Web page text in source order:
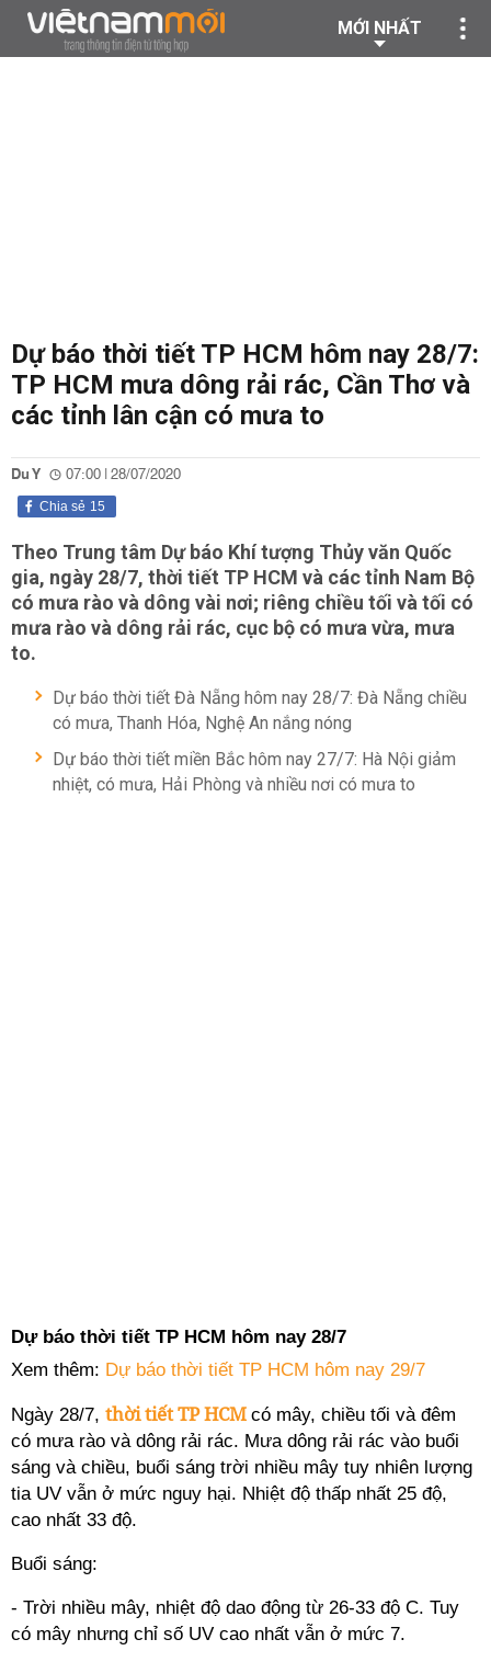
MỚI NHẤT
Dự báo thời tiết TP HCM hôm nay 28/7:
TP HCM mưa dông rải rác, Cần Thơ và
các tỉnh lân cận có mưa to
Du Y 07:00 | 28/07/2020
15
Chia sẻ
Theo Trung tâm Dự báo Khí tượng Thủy văn Quốc
gia, ngày 28/7, thời tiết TP HCM và các tỉnh Nam Bộ
có mưa rào và dông vài nơi; riêng chiều tối và tối có
mưa rào và dông rải rác, cục bộ có mưa vừa, mưa
to.
Dự báo thời tiết Đà Nẵng hôm nay 28/7: Đà Nẵng chiều
có mưa, Thanh Hóa, Nghệ An nắng nóng
Dự báo thời tiết miền Bắc hôm nay 27/7: Hà Nội giảm
nhiệt, có mưa, Hải Phòng và nhiều nơi có mưa to
Dự báo thời tiết TP HCM hôm nay 28/7
Xem thêm: Dự báo thời tiết TP HCM hôm nay 29/7
Ngày 28/7, thời tiết TP HCM có mây, chiều tối và đêm
có mưa rào và dông rải rác. Mưa dông rải rác vào buổi
sáng và chiều, buổi sáng trời nhiều mây tuy nhiên lượng
tia UV vẫn ở mức nguy hại. Nhiệt độ thấp nhất 25 độ,
cao nhất 33 độ.
Buổi sáng:
- Trời nhiều mây, nhiệt độ dao động từ 26-33 độ C. Tuy
có mây nhưng chỉ số UV cao nhất vẫn ở mức 7.